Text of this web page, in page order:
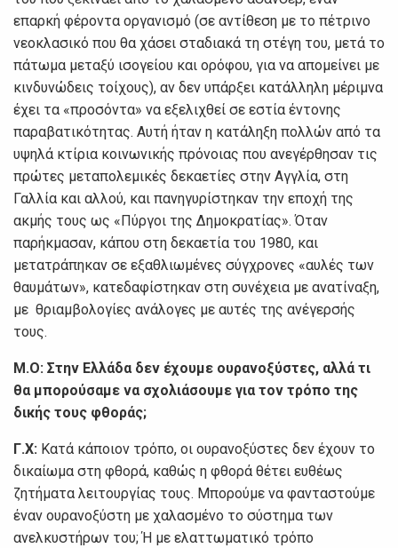
επαρκή φέροντα οργανισμό (σε αντίθεση με το πέτρινο
νεοκλασικό που θα χάσει σταδιακά τη στέγη του, μετά το
πάτωμα μεταξύ ισογείου και ορόφου, για να απομείνει με
κινδυνώδεις τοίχους), αν δεν υπάρξει κατάλληλη μέριμνα
έχει τα «προσόντα» να εξελιχθεί σε εστία έντονης
παραβατικότητας. Αυτή ήταν η κατάληξη πολλών από τα
υψηλά κτίρια κοινωνικής πρόνοιας που ανεγέρθησαν τις
πρώτες μεταπολεμικές δεκαετίες στην Αγγλία, στη
Γαλλία και αλλού, και πανηγυρίστηκαν την εποχή της
ακμής τους ως «Πύργοι της Δημοκρατίας». Όταν
παρήκμασαν, κάπου στη δεκαετία του 1980, και
μετατράπηκαν σε εξαθλιωμένες σύγχρονες «αυλές των
θαυμάτων», κατεδαφίστηκαν στη συνέχεια με ανατίναξη,
με θριαμβολογίες ανάλογες με αυτές της ανέγερσής
τους.
Μ.Ο: Στην Ελλάδα δεν έχουμε ουρανοξύστες, αλλά τι
θα μπορούσαμε να σχολιάσουμε για τον τρόπο της
δικής τους φθοράς;
Γ.Χ: Κατά κάποιον τρόπο, οι ουρανοξύστες δεν έχουν το
δικαίωμα στη φθορά, καθώς η φθορά θέτει ευθέως
ζητήματα λειτουργίας τους. Μπορούμε να φανταστούμε
έναν ουρανοξύστη με χαλασμένο το σύστημα των
ανελκυστήρων του; Ή με ελαττωματικό τρόπο